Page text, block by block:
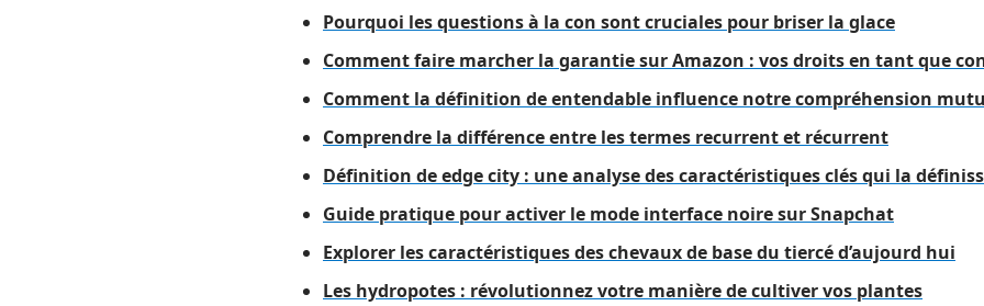
Pourquoi les questions à la con sont cruciales pour briser la glace
Comment faire marcher la garantie sur Amazon : vos droits en tant que
Comment la définition de entendable influence notre compréhension
Comprendre la différence entre les termes recurrent et récurrent
Définition de edge city : une analyse des caractéristiques clés qui la
Guide pratique pour activer le mode interface noire sur Snapchat
Explorer les caractéristiques des chevaux de base du tiercé d’aujourd hui
Les hydropotes : révolutionnez votre manière de cultiver vos plantes